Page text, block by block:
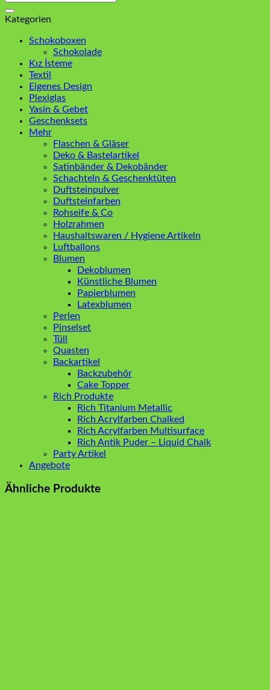
nach:
Kategorien
Schokoboxen
Schokolade
Kız İsteme
Textil
Eigenes Design
Plexiglas
Yasin & Gebet
Geschenksets
Mehr
Flaschen & Gläser
Deko & Bastelartikel
Satinbänder & Dekobänder
Schachteln & Geschenktüten
Duftsteinpulver
Duftsteinfarben
Rohseife & Co
Holzrahmen
Haushaltswaren / Hygiene Artikeln
Luftballons
Blumen
Dekoblumen
Künstliche Blumen
Papierblumen
Latexblumen
Perlen
Pinselset
Tüll
Quasten
Backartikel
Backzubehör
Cake Topper
Rich Produkte
Rich Titanium Metallic
Rich Acrylfarben Chalked
Rich Acrylfarben Multisurface
Rich Antik Puder – Liquid Chalk
Party Artikel
Angebote
Ähnliche Produkte